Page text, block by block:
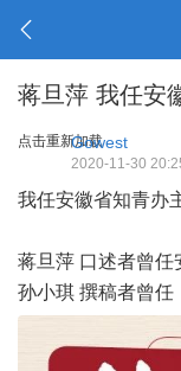
蒋旦萍 我任安
点击重新加载
Gowest
2020-11-30
我任安徽省知青办
蒋旦萍 口述者曾任
孙小琪 撰稿者曾任